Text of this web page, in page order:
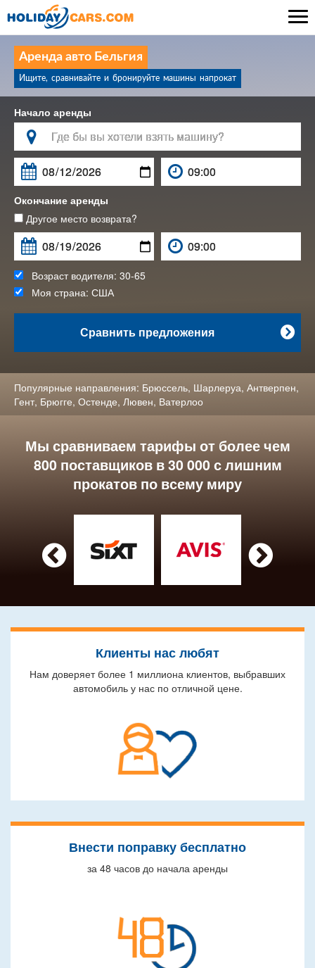
Аренда авто Бельгия
Ищите, сравнивайте и бронируйте машины напрокат
Начало аренды


Окончание аренды
Другое место возврата?
Возраст водителя: 30-65
Моя страна: США

Сравнить предложения
Популярные направления: Брюссель, Шарлеруа, Антверпен,
Гент, Брюгге, Остенде, Лювен, Ватерлоо
Мы сравниваем тарифы от более чем
800 поставщиков в 30 000 с лишним
прокатов по всему миру
 
Клиенты нас любят
Нам доверяет более 1 миллиона клиентов, выбравших
автомобиль у нас по отличной цене.
Внести поправку бесплатно
за 48 часов до начала аренды